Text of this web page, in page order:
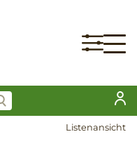
Listenansicht